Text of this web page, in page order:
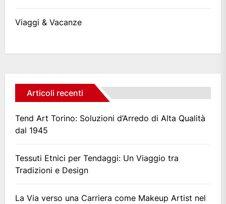
Viaggi & Vacanze
Articoli recenti
Tend Art Torino: Soluzioni d’Arredo di Alta Qualità
dal 1945
Tessuti Etnici per Tendaggi: Un Viaggio tra
Tradizioni e Design
La Via verso una Carriera come Makeup Artist nel